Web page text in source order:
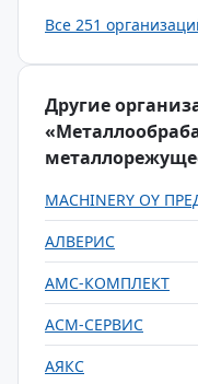
Все 251
Другие
MACHINERY OY
АЛВЕРИС
АМС-КОМПЛЕКТ
АСМ-СЕРВИС
АЯКС